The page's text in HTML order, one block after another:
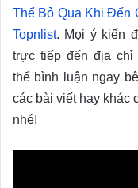
Thể Bỏ Qua Khi Đến
Topnlist. Mọi ý kiến
trực tiếp đến địa chỉ
thể bình luận ngay
các bài viết hay khác
nhé!